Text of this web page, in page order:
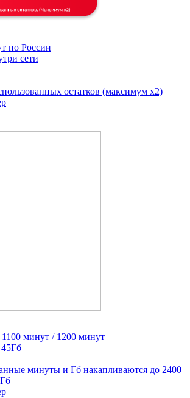
по России
сети
остатков (максимум х2)
минут / 1200 минут
минуты и Гб накапливаются до 2400